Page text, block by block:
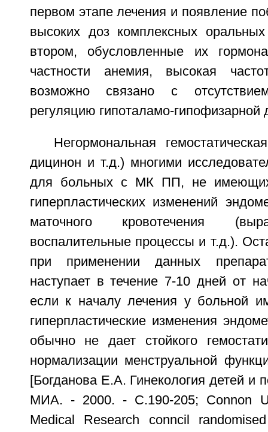
первом этапе лечения и появление
высоких доз комплексных
втором, обусловленные их
частности анемия, высокая
возможно связано с
регуляцию гипоталамо-гипофизарной
Негормональная
дицинон и т.д.) многими
для больных с МК ПП, не
гиперпластических изменений
маточного кровотечения
воспалительные процессы и т.д.).
при применении данных
наступает в течение 7-10 дней от
если к началу лечения у больной
гиперпластические изменения
обычно не дает стойкого
нормализации менструальной
[Богданова Е.А. Гинекология детей и
МИА. - 2000. - С.190-205; Connon
Medical Research conncil